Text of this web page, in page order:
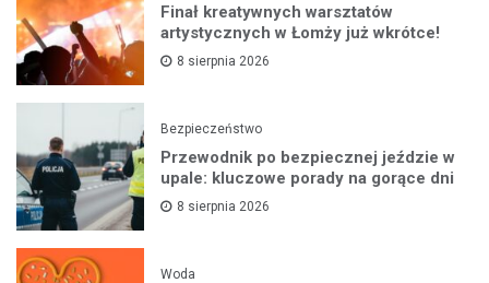
Finał kreatywnych warsztatów
artystycznych w Łomży już wkrótce!
8 sierpnia 2026
Bezpieczeństwo
Przewodnik po bezpiecznej jeździe w
upale: kluczowe porady na gorące dni
8 sierpnia 2026
Woda